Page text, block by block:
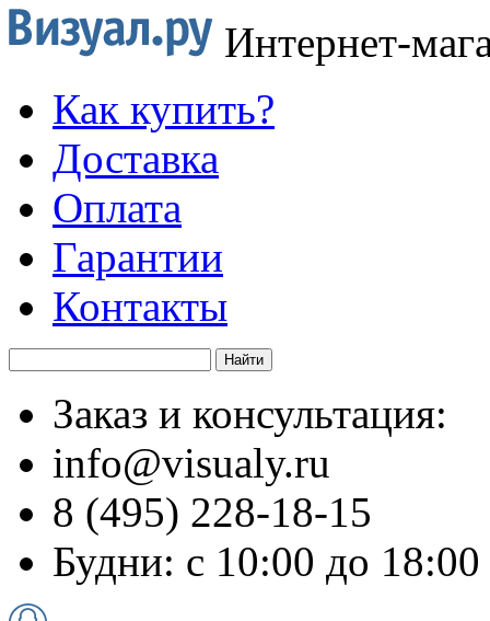
Интернет-
Как купить?
Доставка
Оплата
Гарантии
Контакты
Заказ и консультация:
info@visualy.ru
8 (495) 228-18-15
Будни: с 10:00 до 18:00